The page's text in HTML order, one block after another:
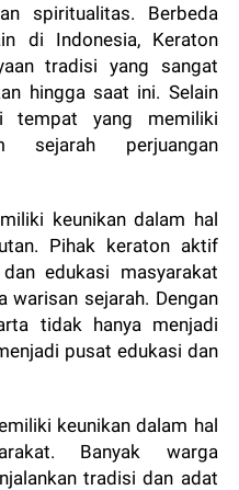
spiritualitas. Berbeda
di Indonesia, Keraton
tradisi yang sangat
hingga saat ini. Selain
tempat yang memiliki
sejarah perjuangan
keunikan dalam hal
Pihak keraton aktif
edukasi masyarakat
warisan sejarah. Dengan
tidak hanya menjadi
pusat edukasi dan
keunikan dalam hal
Banyak warga
tradisi dan adat